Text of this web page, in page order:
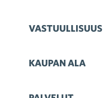
VASTUULLISUUS
KAUPAN ALA